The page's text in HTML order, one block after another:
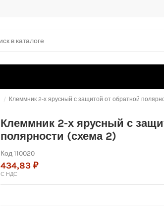
Клеммник 2-х ярусный с защитой от обратной
Клеммник 2-х ярусный с
полярности (схема 2)
Код110020
434,83 ₽
С НДС